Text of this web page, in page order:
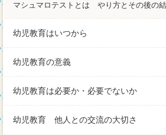
マシュマロテストとは やり方とその後の
幼児教育はいつから
幼児教育の意義
幼児教育は必要か・必要でないか
幼児教育 他人との交流の大切さ